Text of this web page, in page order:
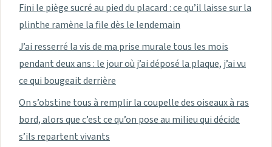
Fini le piège sucré au pied du placard : ce qu’il laisse sur la
plinthe ramène la file dès le lendemain
J’ai resserré la vis de ma prise murale tous les mois
pendant deux ans : le jour où j’ai déposé la plaque, j’ai vu
ce qui bougeait derrière
On s’obstine tous à remplir la coupelle des oiseaux à ras
bord, alors que c’est ce qu’on pose au milieu qui décide
s’ils repartent vivants